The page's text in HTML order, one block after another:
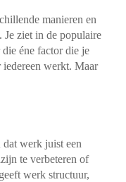
manieren en
ziet in de populaire
éne factor die je
werkt. Maar
werk juist een
te verbeteren of
werk structuur,